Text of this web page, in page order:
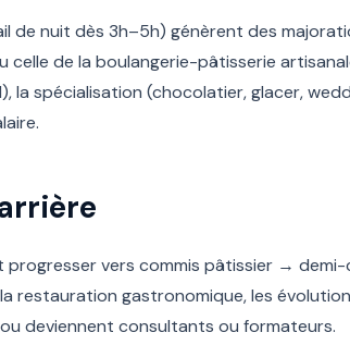
de nuit dès 3h–5h) génèrent des
de la boulangerie-pâtisserie
la spécialisation (chocolatier, glacer,
progresser vers commis pâtissier →
restauration gastronomique, les
deviennent consultants ou formateurs.